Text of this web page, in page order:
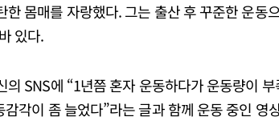
한 몸매를 자랑했다. 그는 출산 후 꾸준한 운동
있다.
의 SNS에 “1년쯤 혼자 운동하다가 운동량이
각이 좀 늘었다”라는 글과 함께 운동 중인 영